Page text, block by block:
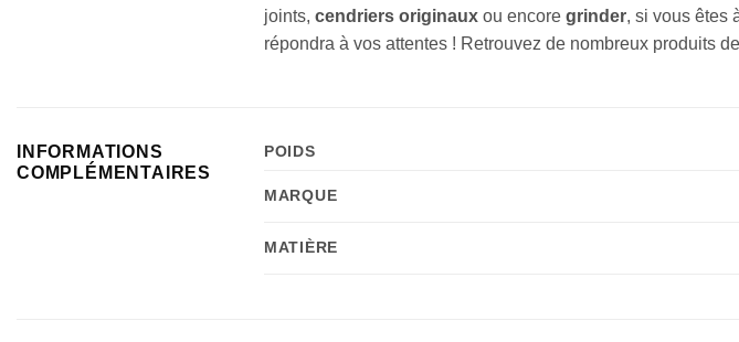
joints, cendriers originaux ou encore grinder, si vous êtes
répondra à vos attentes ! Retrouvez de nombreux produits
INFORMATIONS
COMPLÉMENTAIRES
POIDS
MARQUE
MATIÈRE